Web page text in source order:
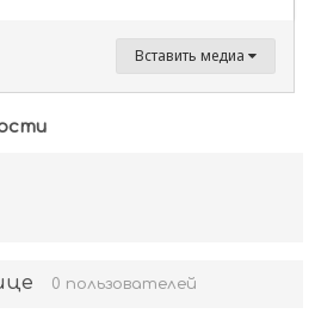
Вставить медиа
0 пользователей